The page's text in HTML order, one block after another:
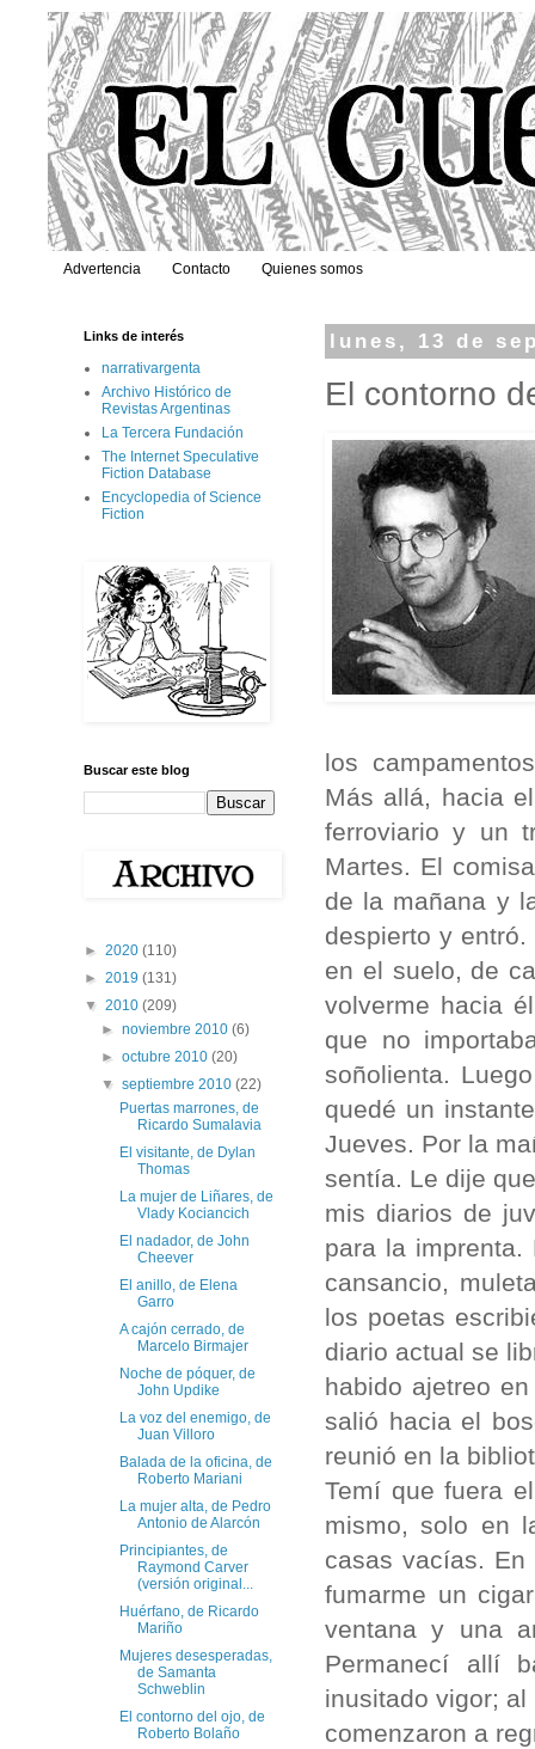
Advertencia Contacto Quienes somos
lunes, 13 de
El contorno
los
Más allá, hacia
ferroviario y un
Martes. El
de la mañana y
despierto y
en el suelo, de
volverme hacia
que no
soñolienta.
quedé un
Jueves. Por la
sentía. Le dije
mis diarios de
para la
cansancio,
los poetas
diario actual se
habido ajetreo
salió hacia el
reunió en la
Temí que fuera
mismo, solo en
casas vacías.
fumarme un
ventana y una
Permanecí allí
inusitado vigor;
comenzaron a
Links de interés
narrativargenta
Archivo Histórico de
Revistas Argentinas
La Tercera Fundación
The Internet Speculative
Fiction Database
Encyclopedia of Science
Fiction
Buscar este blog
► 2020 (110)
► 2019 (131)
▼ 2010 (209)
►noviembre 2010(6)
►octubre 2010(20)
▼septiembre 2010(22)
Puertas marrones, de
Ricardo Sumalavia
El visitante, de Dylan
Thomas
La mujer de Liñares, de
Vlady Kociancich
El nadador, de John
Cheever
El anillo, de Elena
Garro
A cajón cerrado, de
Marcelo Birmajer
Noche de póquer, de
John Updike
La voz del enemigo, de
Juan Villoro
Balada de la oficina, de
Roberto Mariani
La mujer alta, de Pedro
Antonio de Alarcón
Principiantes, de
Raymond Carver
(versión original...
Huérfano, de Ricardo
Mariño
Mujeres desesperadas,
de Samanta
Schweblin
El contorno del ojo, de
Roberto Bolaño